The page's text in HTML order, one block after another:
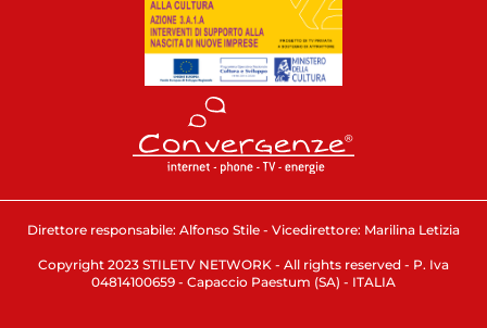
Direttore responsabile: Alfonso Stile - Vicedirettore: Marilina Letizia
Copyright 2023 STILETV NETWORK - All rights reserved - P. Iva
04814100659 - Capaccio Paestum (SA) - ITALIA